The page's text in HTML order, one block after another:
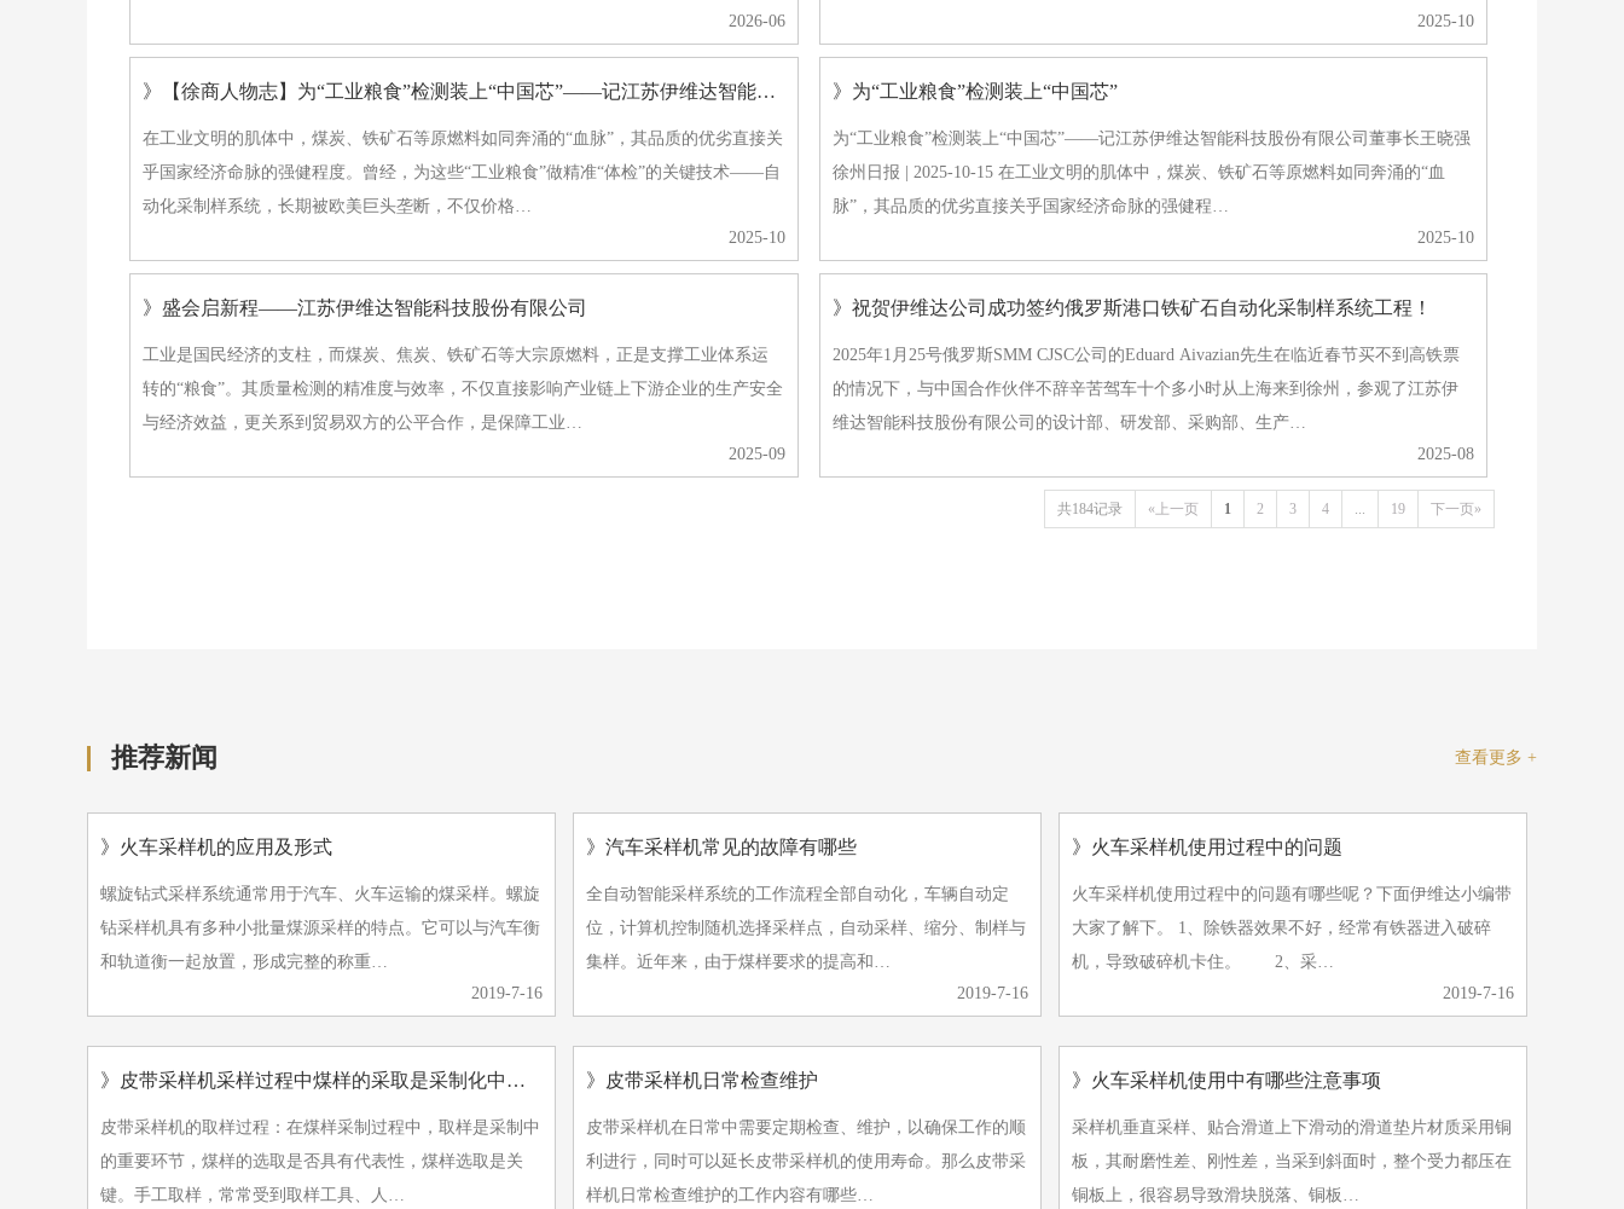
2026-06
2025-10
》【徐商人物志】为“工业粮食”检测装上“中国芯”——记江苏伊维达智能科技股份有限公司董事长王晓强
在工业文明的肌体中，煤炭、铁矿石等原燃料如同奔涌的“血脉”，其品质的优劣直接关
乎国家经济命脉的强健程度。曾经，为这些“工业粮食”做精准“体检”的关键技术——自
动化采制样系统，长期被欧美巨头垄断，不仅价格…
2025-10
》为“工业粮食”检测装上“中国芯”
为“工业粮食”检测装上“中国芯”——记江苏伊维达智能科技股份有限公司董事长王晓强
徐州日报 | 2025-10-15 在工业文明的肌体中，煤炭、铁矿石等原燃料如同奔涌的“血
脉”，其品质的优劣直接关乎国家经济命脉的强健程…
2025-10
》盛会启新程——江苏伊维达智能科技股份有限公司
工业是国民经济的支柱，而煤炭、焦炭、铁矿石等大宗原燃料，正是支撑工业体系运
转的“粮食”。其质量检测的精准度与效率，不仅直接影响产业链上下游企业的生产安全
与经济效益，更关系到贸易双方的公平合作，是保障工业…
2025-09
》祝贺伊维达公司成功签约俄罗斯港口铁矿石自动化采制样系统工程！
2025年1月25号俄罗斯SMM CJSC公司的Eduard Aivazian先生在临近春节买不到高铁票
的情况下，与中国合作伙伴不辞辛苦驾车十个多小时从上海来到徐州，参观了江苏伊
维达智能科技股份有限公司的设计部、研发部、采购部、生产…
2025-08
共184记录 «上一页 1 2 3 4 ... 19 下一页»
推荐新闻 查看更多 +
》火车采样机的应用及形式
螺旋钻式采样系统通常用于汽车、火车运输的煤采样。螺旋
钻采样机具有多种小批量煤源采样的特点。它可以与汽车衡
和轨道衡一起放置，形成完整的称重…
2019-7-16
》汽车采样机常见的故障有哪些
全自动智能采样系统的工作流程全部自动化，车辆自动定
位，计算机控制随机选择采样点，自动采样、缩分、制样与
集样。近年来，由于煤样要求的提高和…
2019-7-16
》火车采样机使用过程中的问题
火车采样机使用过程中的问题有哪些呢？下面伊维达小编带
大家了解下。 1、除铁器效果不好，经常有铁器进入破碎
机，导致破碎机卡住。 2、采…
2019-7-16
》皮带采样机采样过程中煤样的采取是采制化中的重要环节
皮带采样机的取样过程：在煤样采制过程中，取样是采制中
的重要环节，煤样的选取是否具有代表性，煤样选取是关
键。手工取样，常常受到取样工具、人…
》皮带采样机日常检查维护
皮带采样机在日常中需要定期检查、维护，以确保工作的顺
利进行，同时可以延长皮带采样机的使用寿命。那么皮带采
样机日常检查维护的工作内容有哪些…
》火车采样机使用中有哪些注意事项
采样机垂直采样、贴合滑道上下滑动的滑道垫片材质采用铜
板，其耐磨性差、刚性差，当采到斜面时，整个受力都压在
铜板上，很容易导致滑块脱落、铜板…